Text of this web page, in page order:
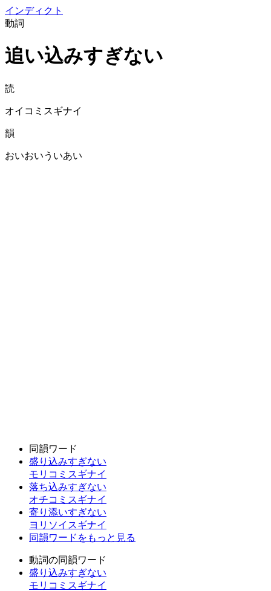
インディクト
動詞
追い込みすぎない
読
オイコミスギナイ
韻
おいおいういあい
同韻ワード
盛り込みすぎない
モリコミスギナイ
落ち込みすぎない
オチコミスギナイ
寄り添いすぎない
ヨリソイスギナイ
同韻ワードをもっと見る
動詞の同韻ワード
盛り込みすぎない
モリコミスギナイ